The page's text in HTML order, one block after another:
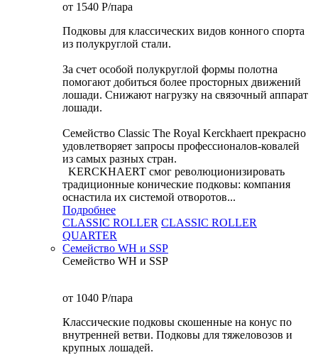
от 1540 P/пара
Подковы для классических видов конного спорта
из полукруглой стали.
За счет особой полукруглой формы полотна
помогают добиться более просторных движений
лошади. Снижают нагрузку на связочный аппарат
лошади.
Семейство Classic The Royal Kerckhaert прекрасно
удовлетворяет запросы профессионалов-ковалей
из самых разных стран.
KERCKHAERT смог революционизировать
традиционные конические подковы: компания
оснастила их системой отворотов...
Подробнее
CLASSIC ROLLER CLASSIC ROLLER
QUARTER
Семейство WH и SSP
Семейство WH и SSP
от 1040 P/пара
Классические подковы скошенные на конус по
внутренней ветви. Подковы для тяжеловозов и
крупных лошадей.